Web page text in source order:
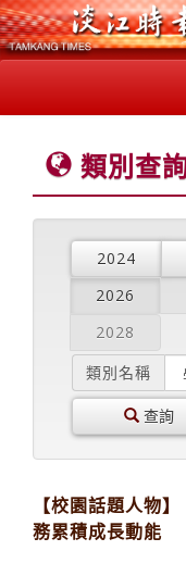
類別查
2024
2026
2028
類別名稱
查詢
【校園話題人物
務累積成長動能